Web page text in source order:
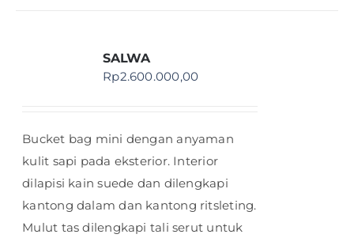
SALWA
Rp2.600.000,00
Bucket bag mini dengan anyaman
kulit sapi pada eksterior. Interior
dilapisi kain suede dan dilengkapi
kantong dalam dan kantong ritsleting.
Mulut tas dilengkapi tali serut untuk